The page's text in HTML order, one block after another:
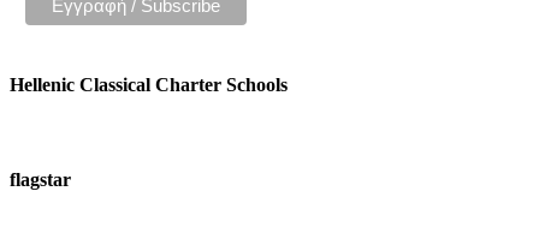
Hellenic Classical Charter Schools
flagstar